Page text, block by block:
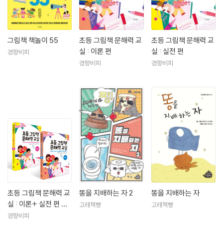
그림책 책놀이 55
경향비피
초등 그림책 문해력 교
실 : 이론 편
경향비피
초등 그림책 문해력 교
실 : 실전 편
경향비피
초등 그림책 문해력 교
실 : 이론+ 실전 편 세
트
경향비피
똥을 지배하는 자 2
고래책빵
똥을 지배하는 자
고래책빵